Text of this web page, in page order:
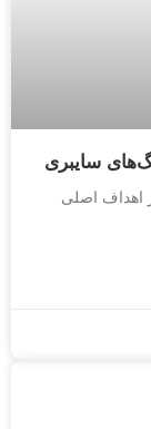
سایبری
اهداف اصلی